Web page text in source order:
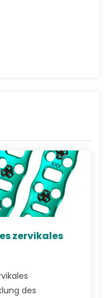
zervikales
des